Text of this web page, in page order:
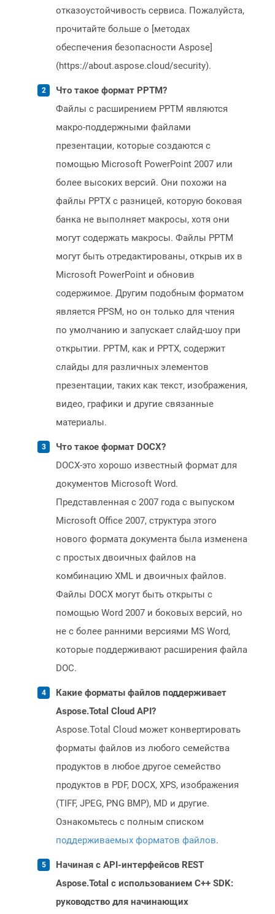
отказоустойчивость сервиса. Пожалуйста,
прочитайте больше о [методах
обеспечения безопасности Aspose]
(https://about.aspose.cloud/security).
Что такое формат PPTM?
Файлы с расширением PPTM являются
макро-поддержными файлами
презентации, которые создаются с
помощью Microsoft PowerPoint 2007 или
более высоких версий. Они похожи на
файлы PPTX с разницей, которую боковая
банка не выполняет макросы, хотя они
могут содержать макросы. Файлы PPTM
могут быть отредактированы, открыв их в
Microsoft PowerPoint и обновив
содержимое. Другим подобным форматом
является PPSM, но он только для чтения
по умолчанию и запускает слайд-шоу при
открытии. PPTM, как и PPTX, содержит
слайды для различных элементов
презентации, таких как текст, изображения,
видео, графики и другие связанные
материалы.
Что такое формат DOCX?
DOCX-это хорошо известный формат для
документов Microsoft Word.
Представленная с 2007 года с выпуском
Microsoft Office 2007, структура этого
нового формата документа была изменена
с простых двоичных файлов на
комбинацию XML и двоичных файлов.
Файлы DOCX могут быть открыты с
помощью Word 2007 и боковых версий, но
не с более ранними версиями MS Word,
которые поддерживают расширения файла
DOC.
Какие форматы файлов поддерживает
Aspose.Total Cloud API?
Aspose.Total Cloud может конвертировать
форматы файлов из любого семейства
продуктов в любое другое семейство
продуктов в PDF, DOCX, XPS, изображения
(TIFF, JPEG, PNG BMP), MD и другие.
Ознакомьтесь с полным списком
поддерживаемых форматов файлов.
Начиная с API-интерфейсов REST
Aspose.Total с использованием C++ SDK:
руководство для начинающих